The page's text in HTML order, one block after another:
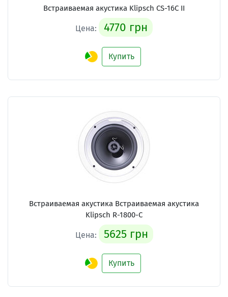
Встраиваемая акустика Klipsch CS-16C II
Цена: 4770 грн
Купить
Встраиваемая акустика Встраиваемая акустика
Klipsch R-1800-C
Цена: 5625 грн
Купить